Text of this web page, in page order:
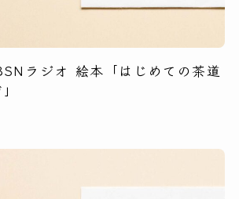
ラジオ 絵本「はじめての茶道